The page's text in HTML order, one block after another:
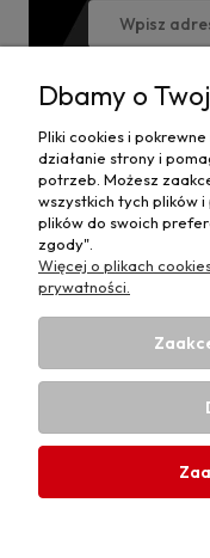
Moje konto
Płatności i dostawa
Informacje
Projekt i
Dbamy o
Pliki cookies i
działanie strony i
potrzeb. Możesz
wszystkich tych plików
plików do swoich
zgody".
Więcej o plikach
prywatności.